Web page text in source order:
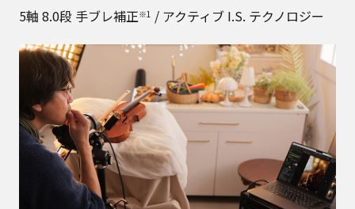
5軸 8.0段 手ブレ補正※1 / アクティブ I.S. テクノロジー